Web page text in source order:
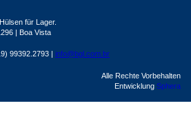
für Lager.
| Boa Vista
99392.2793 | info@bgl.com.br
Alle Rechte Vorbehalten
Entwicklung Sphera